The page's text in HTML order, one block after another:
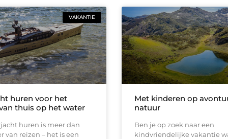
VAKANTIE
huren voor het
thuis op het water
huren is meer dan
van reizen – het is een
Met kinderen op
natuur
Ben je op zoek naar een
kindvriendelijke vakantie